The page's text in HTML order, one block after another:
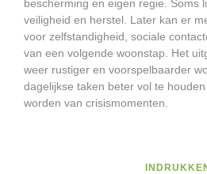
bescherming en eigen regie. Soms
veiligheid en herstel. Later kan er
voor zelfstandigheid, sociale
van een volgende woonstap. Het
weer rustiger en voorspelbaarder
dagelijkse taken beter vol te
worden van crisismomenten.